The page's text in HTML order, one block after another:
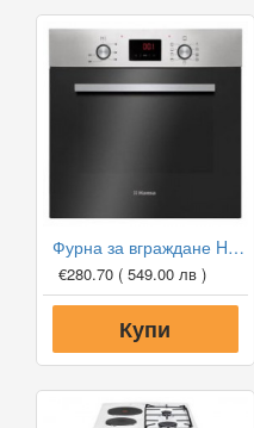
Фурна за вграждане HANSA BOEI68461
€280.70 ( 549.00 лв )
Купи